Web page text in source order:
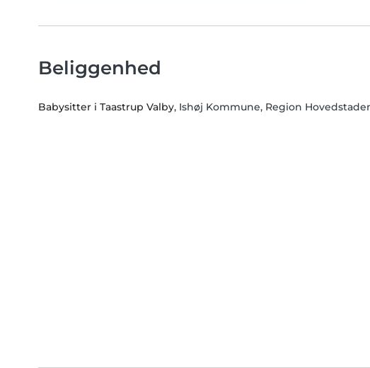
Beliggenhed
Babysitter i Taastrup Valby, Ishøj Kommune, Region